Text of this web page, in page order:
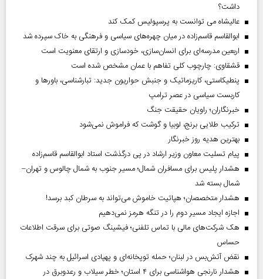
داشت؟
عالیشاه می توانست به پرسپولیس کمک کند
ابوالقاسم قاسم‌زاده در میان چهره‌های سیاسی و فرهنگی به خاک سپرده شد
اربعین مدرسه‌ای برای انسان‌سازی، خودسازی و ارتقای معنویت است
قشقاوی: چارچوب کلی تفاهم با عمان مشخص شده است
پنطیکاستی، کاریزماتیک و جنبش حواریون جدید: تبارشناسی، باور‌ها و
کاربست سیاسی در عصر ترامپ
خبرنگاران؛ راویان حقیقت جنگ
ترکیب طلایی برنج، لوبیا و گوشت که فراموش نمی‌شود
بهترین هدیه روز خبرنگار
پیام تسلیت معاون وزیر ارشاد در پی درگذشت استاد ابوالقاسم قاسم‌زاده
هشدار پلیس برای مسافران شمال؛ مسیر جنوب به شمال چالوس و تهران–
شمال بسته شد
هشدار متخصصان؛ هپاتیت خاموش می‌تواند به سرطان کبد برسد!
اجازه ایجاد مسیر دوم را در تنگه هرمز نمی‌دهیم
هک شرکت‌های مالی با تماس تلفنی؛ فیشینگ صوتی برای سرقت اطلاعات
حساس
نقض آتش‌بس در لبنان؛ حمله توپخانه‌ای و پهپادی اسرائیل به چند شهرک
هشدار نارنجی هواشناسی برای ۴ استان؛ خطر سیلاب و رعدوبرق در